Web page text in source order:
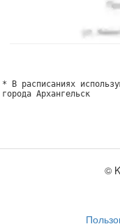
* В расписаниях
города Архангельск
©